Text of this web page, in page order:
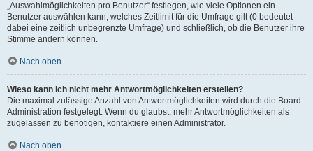
„Auswahlmöglichkeiten pro Benutzer“ festlegen, wie viele Optionen ein
Benutzer auswählen kann, welches Zeitlimit für die Umfrage gilt (0 bedeutet
dabei eine zeitlich unbegrenzte Umfrage) und schließlich, ob die Benutzer ihre
Stimme ändern können.
Nach oben
Wieso kann ich nicht mehr Antwortmöglichkeiten erstellen?
Die maximal zulässige Anzahl von Antwortmöglichkeiten wird durch die Board-
Administration festgelegt. Wenn du glaubst, mehr Antwortmöglichkeiten als
zugelassen zu benötigen, kontaktiere einen Administrator.
Nach oben